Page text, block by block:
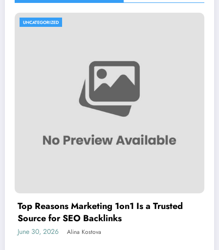
UNCATEGORIZED
Top Reasons Marketing 1on1 Is a Trusted
Source for SEO Backlinks
June 30, 2026 Alina Kostova